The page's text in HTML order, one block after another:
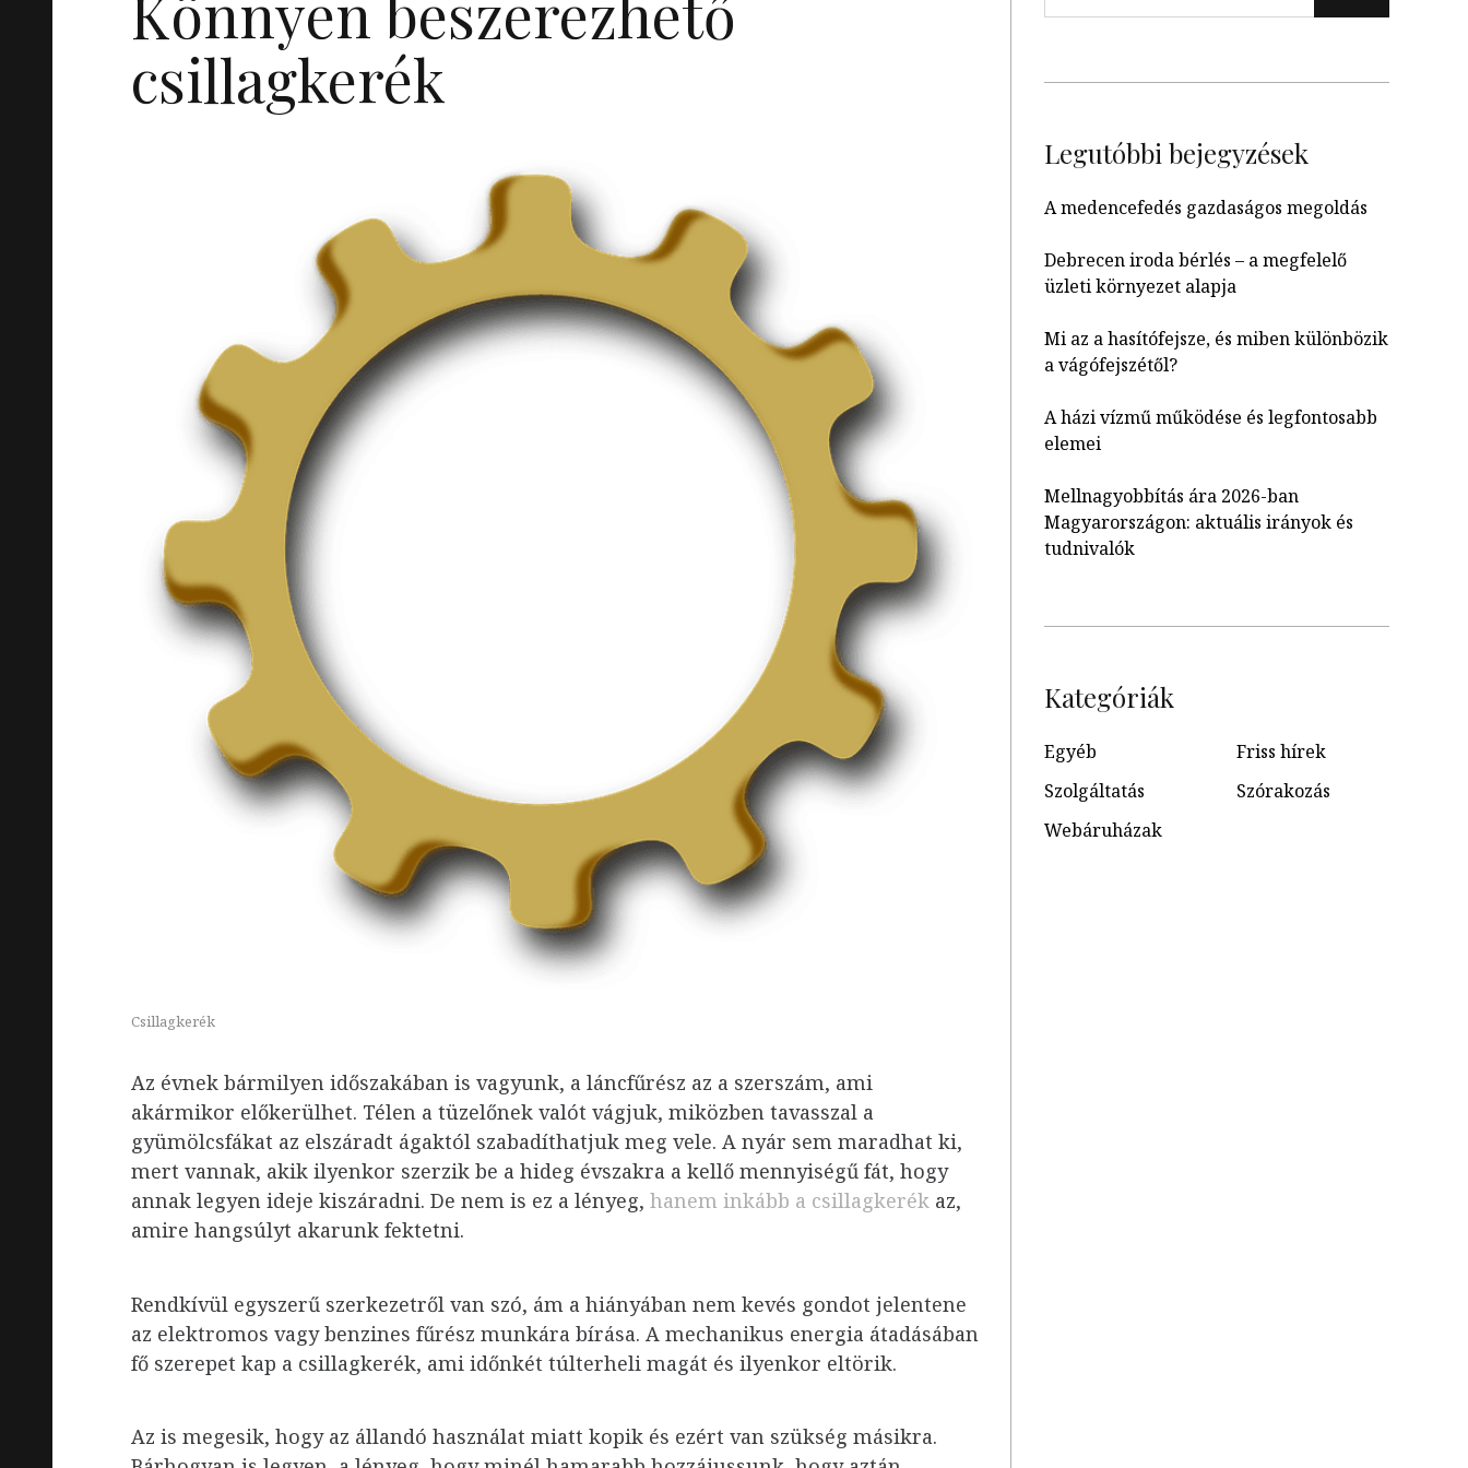
csillagkerék
Csillagkerék
Az évnek bármilyen időszakában is vagyunk, a láncfűrész az a szerszám, ami
akármikor előkerülhet. Télen a tüzelőnek valót vágjuk, miközben tavasszal a
gyümölcsfákat az elszáradt ágaktól szabadíthatjuk meg vele. A nyár sem maradhat ki,
mert vannak, akik ilyenkor szerzik be a hideg évszakra a kellő mennyiségű fát, hogy
annak legyen ideje kiszáradni. De nem is ez a lényeg, hanem inkább a csillagkerék az,
amire hangsúlyt akarunk fektetni.
Rendkívül egyszerű szerkezetről van szó, ám a hiányában nem kevés gondot jelentene
az elektromos vagy benzines fűrész munkára bírása. A mechanikus energia átadásában
fő szerepet kap a csillagkerék, ami időnkét túlterheli magát és ilyenkor eltörik.
Az is megesik, hogy az állandó használat miatt kopik és ezért van szükség másikra.
Legutóbbi bejegyzések
A medencefedés gazdaságos megoldás
Debrecen iroda bérlés – a megfelelő
üzleti környezet alapja
Mi az a hasítófejsze, és miben különbözik
a vágófejszétől?
A házi vízmű működése és legfontosabb
elemei
Mellnagyobbítás ára 2026-ban
Magyarországon: aktuális irányok és
tudnivalók
Kategóriák
Egyéb
Friss hírek
Szolgáltatás
Szórakozás
Webáruházak